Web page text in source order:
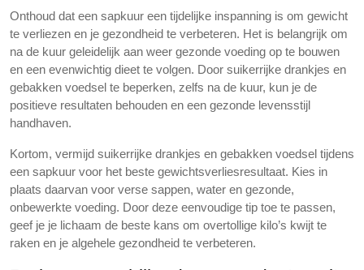
Onthoud dat een sapkuur een tijdelijke inspanning is om gewicht
te verliezen en je gezondheid te verbeteren. Het is belangrijk om
na de kuur geleidelijk aan weer gezonde voeding op te bouwen
en een evenwichtig dieet te volgen. Door suikerrijke drankjes en
gebakken voedsel te beperken, zelfs na de kuur, kun je de
positieve resultaten behouden en een gezonde levensstijl
handhaven.
Kortom, vermijd suikerrijke drankjes en gebakken voedsel tijdens
een sapkuur voor het beste gewichtsverliesresultaat. Kies in
plaats daarvan voor verse sappen, water en gezonde,
onbewerkte voeding. Door deze eenvoudige tip toe te passen,
geef je je lichaam de beste kans om overtollige kilo’s kwijt te
raken en je algehele gezondheid te verbeteren.